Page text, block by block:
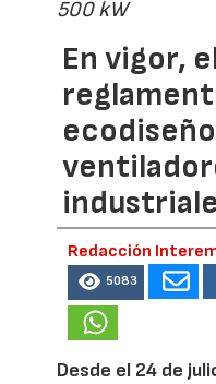
500 kW
En vigor,
Redacción
5083
Desde el 24 de